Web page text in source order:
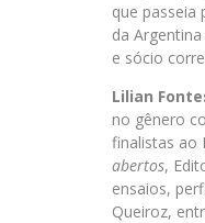
que passeia
da
e sócio
Lilian
no gênero
finalistas ao
abertos,
ensaios,
Queiroz,